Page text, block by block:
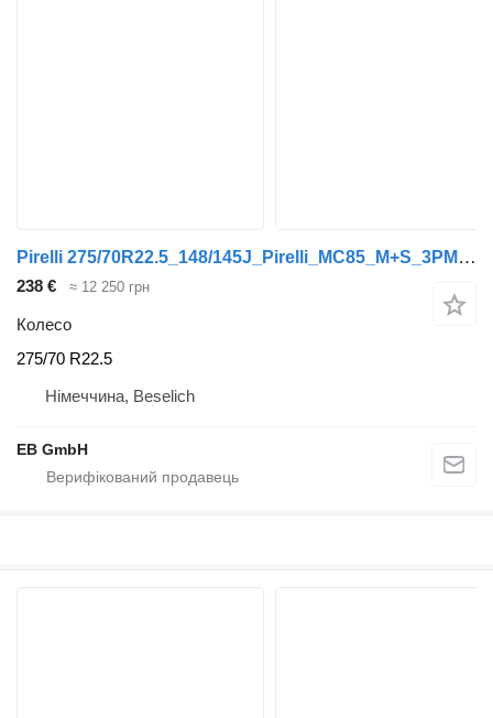
Pirelli 275/70R22.5_148/145J_Pirelli_MC85_M+S_3PMSF_90% Profil_TOP
238 € ≈ 12 250 грн
Колесо
275/70 R22.5
Німеччина, Beselich
EB GmbH